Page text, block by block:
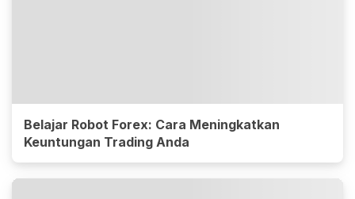
Belajar Robot Forex: Cara Meningkatkan
Keuntungan Trading Anda